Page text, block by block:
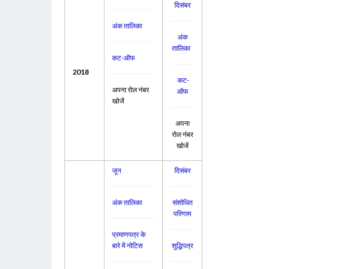
2018
अंक तालिका
कट-ऑफ
अपना रोल नंबर
खोजें
दिसंबर
अंक
तालिका
कट-
ऑफ
अपना
रोल नंबर
खोजें
जून
अंक तालिका
प्रमाणपत्र के
बारे में नोटिस
दिसंबर
संशोधित
परिणाम
शुद्धिपत्र